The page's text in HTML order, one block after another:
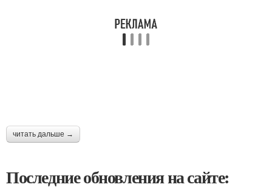
читать дальше →
Последние обновления на сайте: